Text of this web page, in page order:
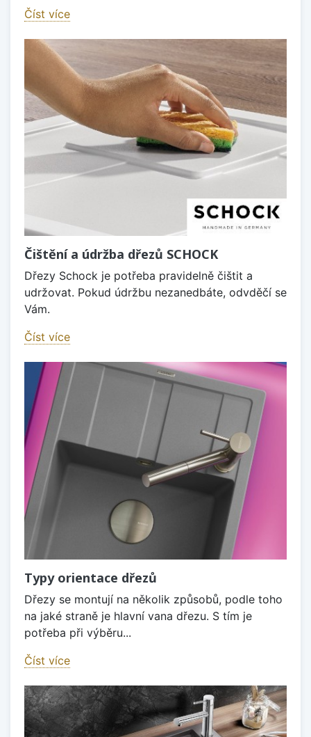
Číst více
Čištění a údržba dřezů SCHOCK
Dřezy Schock je potřeba pravidelně čištit a
udržovat. Pokud údržbu nezanedbáte, odvděčí se
Vám.
Číst více
Typy orientace dřezů
Dřezy se montují na několik způsobů, podle toho
na jaké straně je hlavní vana dřezu. S tím je
potřeba při výběru...
Číst více